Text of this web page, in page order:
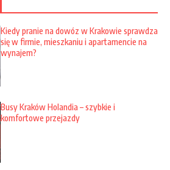
Kiedy pranie na dowóz w Krakowie sprawdza
się w firmie, mieszkaniu i apartamencie na
wynajem?
Busy Kraków Holandia – szybkie i
komfortowe przejazdy